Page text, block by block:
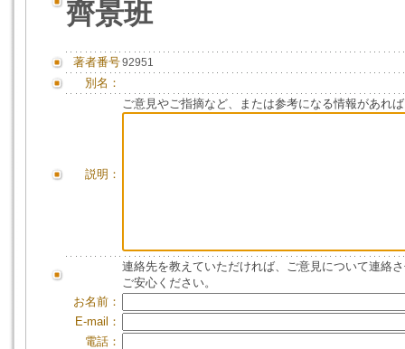
齊景班
著者番号92951
別名：
説明：
ご意見やご指摘など、または参考になる情報があれ
連絡先を教えていただければ、ご意見について連絡
ご安心ください。
お名前：
E-mail：
電話：